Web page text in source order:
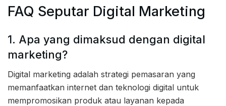
FAQ Seputar Digital Marketing
1. Apa yang dimaksud dengan digital
marketing?
Digital marketing adalah strategi pemasaran yang
memanfaatkan internet dan teknologi digital untuk
mempromosikan produk atau layanan kepada